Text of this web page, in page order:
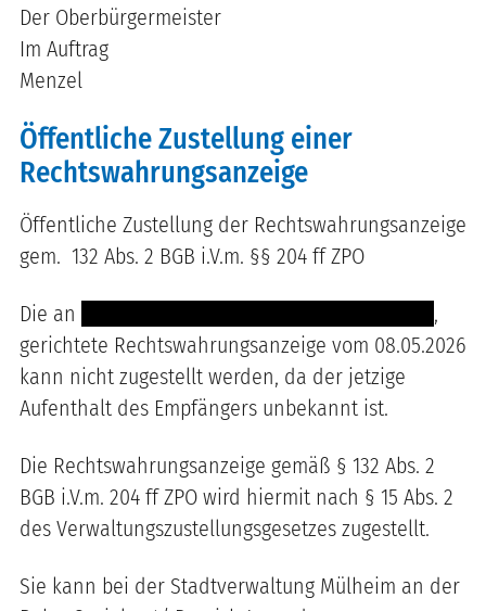
Der Oberbürgermeister
Im Auftrag
Menzel
Öffentliche Zustellung einer
Rechtswahrungsanzeige
Öffentliche Zustellung der Rechtswahrungsanzeige
gem. 132 Abs. 2 BGB i.V.m. §§ 204 ff ZPO
Die an
,
gerichtete Rechtswahrungsanzeige vom 08.05.2026
kann nicht zugestellt werden, da der jetzige
Aufenthalt des Empfängers unbekannt ist.
Die Rechtswahrungsanzeige gemäß § 132 Abs. 2
BGB i.V.m. 204 ff ZPO wird hiermit nach § 15 Abs. 2
des Verwaltungszustellungsgesetzes zugestellt.
Sie kann bei der Stadtverwaltung Mülheim an der